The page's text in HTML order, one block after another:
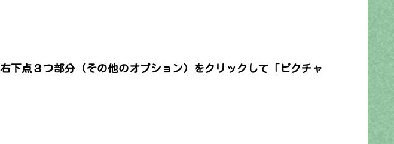
点３つ部分（その他のオプション）をクリックして「ピクチャ